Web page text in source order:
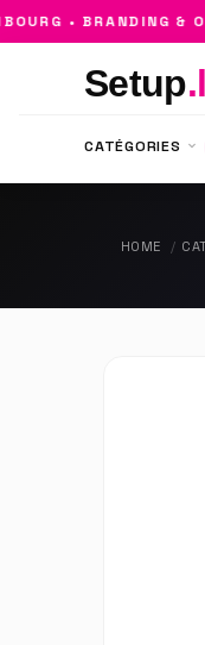
• BRANDING &
Setup
CATÉGORIES
HOME